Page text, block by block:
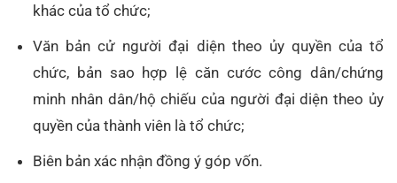
khác của tổ chức;
Văn bản cử người đại diện theo ủy quyền của tổ
chức, bản sao hợp lệ căn cước công dân/chứng
minh nhân dân/hộ chiếu của người đại diện theo ủy
quyền của thành viên là tổ chức;
Biên bản xác nhận đồng ý góp vốn.